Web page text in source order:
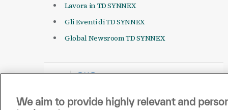
Lavora in TD SYNNEX
Gli Eventi di TD SYNNEX
Global Newsroom TD SYNNEX
We aim to provide highly relevant and